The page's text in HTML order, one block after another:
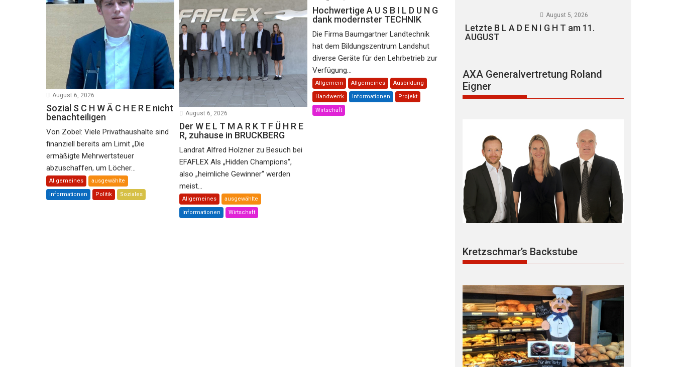
August 6, 2026
Sozial S C H W Ä C H E R E nicht
benachteiligen
Von Zobel: Viele Privathaushalte sind
finanziell bereits am Limit „Die
ermäßigte Mehrwertsteuer
abzuschaffen, um Löcher...
Allgemeines ausgewählte
Informationen Politik Soziales
August 6, 2026
Der W E L T M A R K T F Ü H R E
R, zuhause in BRUCKBERG
Landrat Alfred Holzner zu Besuch bei
EFAFLEX Als „Hidden Champions“,
also „heimliche Gewinner“ werden
meist...
Allgemeines ausgewählte
Informationen Wirtschaft
Hochwertige A U S B I L D U N G
dank modernster TECHNIK
Die Firma Baumgartner Landtechnik
hat dem Bildungszentrum Landshut
diverse Geräte für den Lehrbetrieb zur
Verfügung...
Allgemein Allgemeines Ausbildung
Handwerrk Informationen Projekt
Wirtschaft
August 5, 2026
Letzte B L A D E N I G H T am 11.
AUGUST
AXA Generalvertretung Roland
Eigner
Kretzschmar’s Backstube